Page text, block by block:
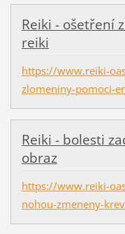
Reiki - ošetření
reiki
https://www.reiki-
zlomeniny-pomoci-
Reiki - bolesti
obraz
https://www.reiki-
nohou-zmeneny-